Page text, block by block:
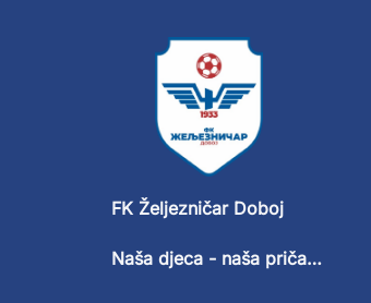
FK Željezničar Doboj
Naša djeca - naša priča…